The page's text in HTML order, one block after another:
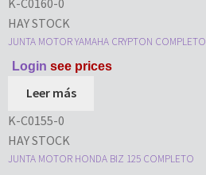
K-C0160-0
HAY STOCK
JUNTA MOTOR YAMAHA CRYPTON COMPLETO
Login see prices
Leer más
K-C0155-0
HAY STOCK
JUNTA MOTOR HONDA BIZ 125 COMPLETO